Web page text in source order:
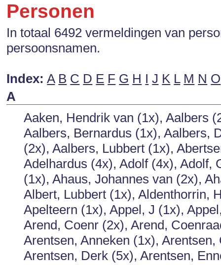
Personen
In totaal 6492 vermeldingen van
persoonsnamen.
Index: A B C D E F G H I J K L M N O
A
Aaken, Hendrik van (1x), Aalbers
Aalbers, Bernardus (1x), Aalbers,
(2x), Aalbers, Lubbert (1x),
Adelhardus (4x), Adolf (4x), Adolf,
(1x), Ahaus, Johannes van (2x),
Albert, Lubbert (1x), Aldenthorrin,
Apelteern (1x), Appel, J (1x),
Arend, Coenr (2x), Arend,
Arentsen, Anneken (1x),
Arentsen, Derk (5x), Arentsen,